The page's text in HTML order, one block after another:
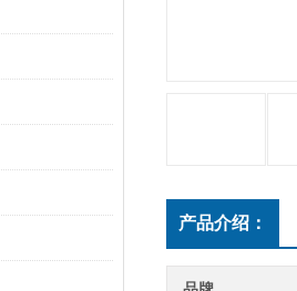
产品介绍：